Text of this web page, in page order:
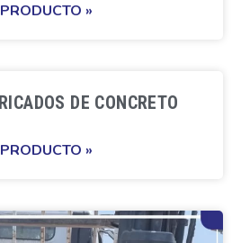
»
DE CONCRETO
»